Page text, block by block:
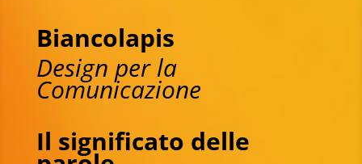
Biancolapis
Design per la
Comunicazione
Il significato delle